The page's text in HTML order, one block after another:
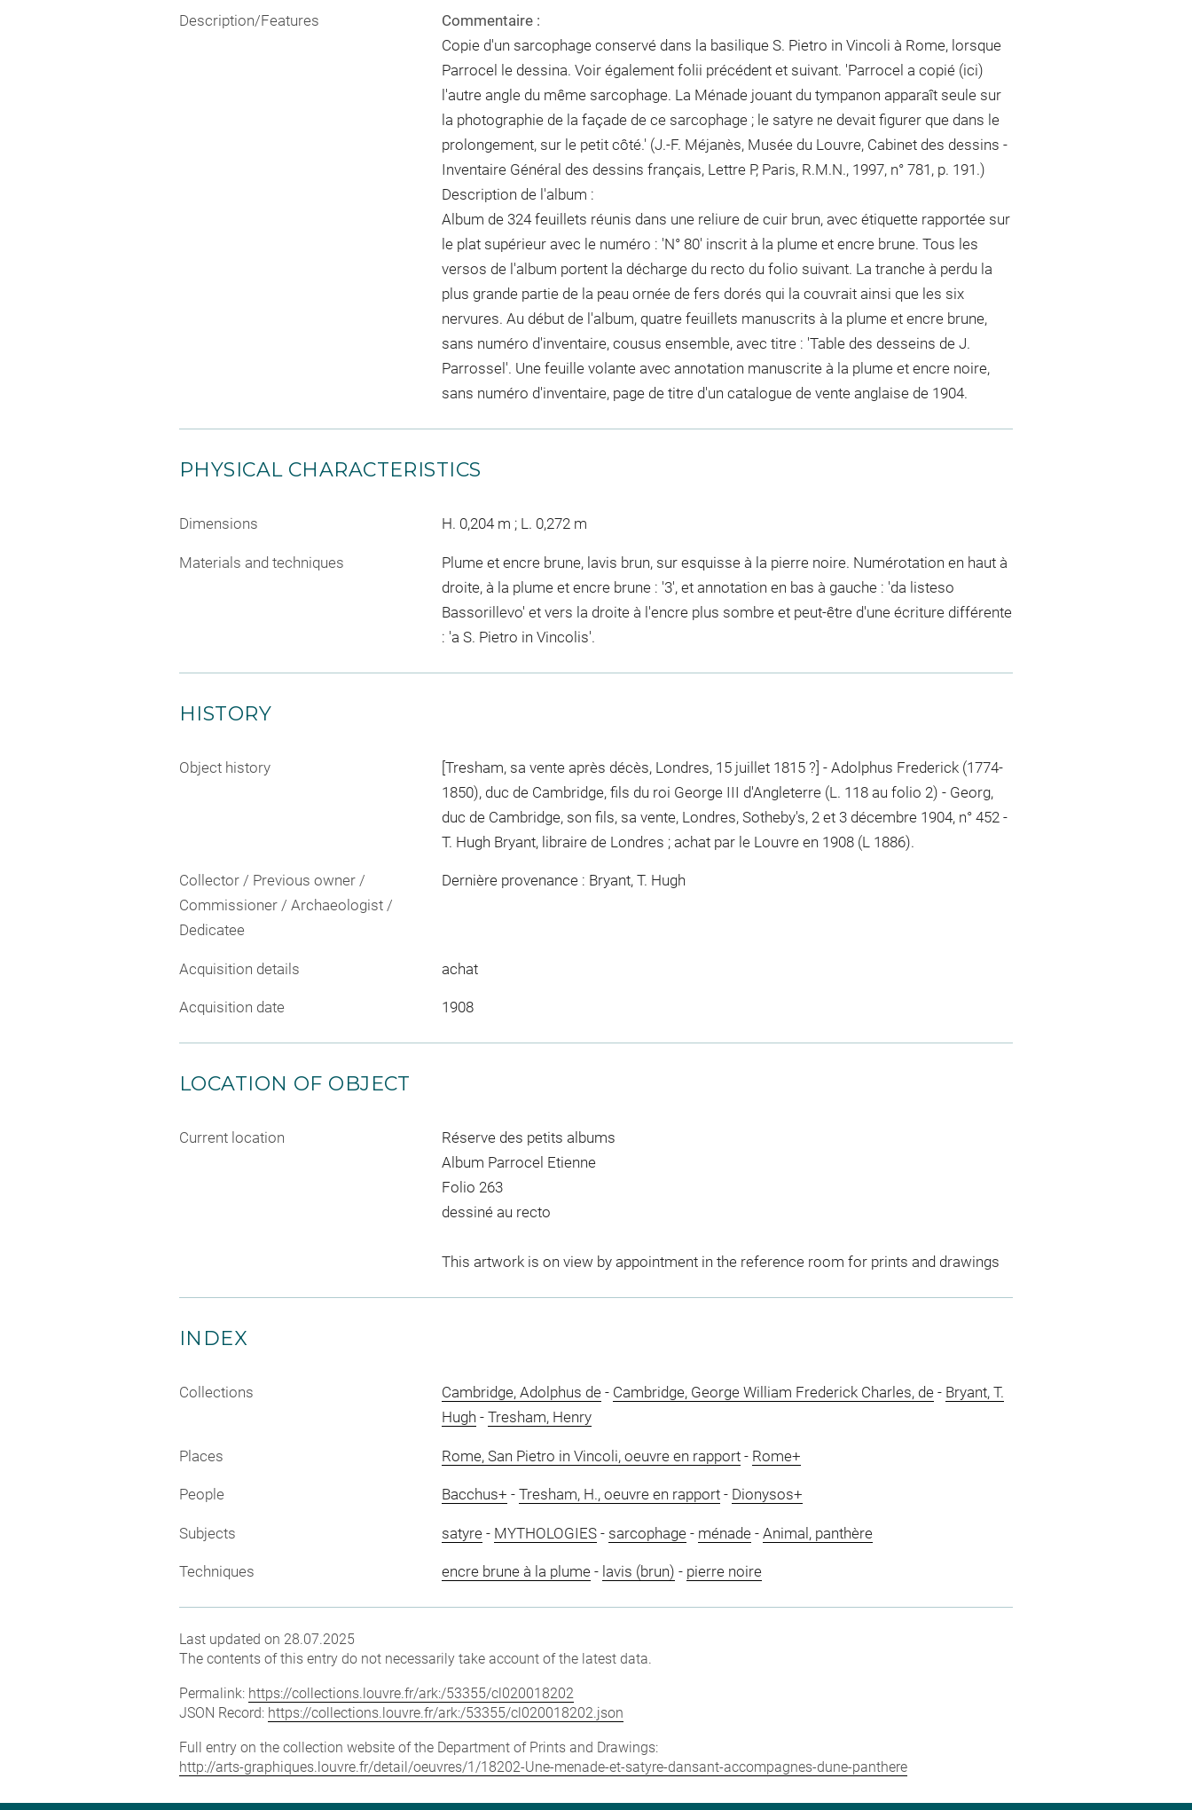
Description/Features
Commentaire :
Copie d'un sarcophage conservé dans la basilique S. Pietro in Vincoli à Rome, lorsque
Parrocel le dessina. Voir également folii précédent et suivant. 'Parrocel a copié (ici)
l'autre angle du même sarcophage. La Ménade jouant du tympanon apparaît seule sur
la photographie de la façade de ce sarcophage ; le satyre ne devait figurer que dans le
prolongement, sur le petit côté.' (J.-F. Méjanès, Musée du Louvre, Cabinet des dessins -
Inventaire Général des dessins français, Lettre P, Paris, R.M.N., 1997, n° 781, p. 191.)
Description de l'album :
Album de 324 feuillets réunis dans une reliure de cuir brun, avec étiquette rapportée sur
le plat supérieur avec le numéro : 'N° 80' inscrit à la plume et encre brune. Tous les
versos de l'album portent la décharge du recto du folio suivant. La tranche à perdu la
plus grande partie de la peau ornée de fers dorés qui la couvrait ainsi que les six
nervures. Au début de l'album, quatre feuillets manuscrits à la plume et encre brune,
sans numéro d'inventaire, cousus ensemble, avec titre : 'Table des desseins de J.
Parrossel'. Une feuille volante avec annotation manuscrite à la plume et encre noire,
sans numéro d'inventaire, page de titre d'un catalogue de vente anglaise de 1904.
PHYSICAL CHARACTERISTICS
Dimensions H. 0,204 m ; L. 0,272 m
Materials and techniques
Plume et encre brune, lavis brun, sur esquisse à la pierre noire. Numérotation en haut à
droite, à la plume et encre brune : '3', et annotation en bas à gauche : 'da listeso
Bassorillevo' et vers la droite à l'encre plus sombre et peut-être d'une écriture différente
: 'a S. Pietro in Vincolis'.
HISTORY
Object history
[Tresham, sa vente après décès, Londres, 15 juillet 1815 ?] - Adolphus Frederick (1774-
1850), duc de Cambridge, fils du roi George III d'Angleterre (L. 118 au folio 2) - Georg,
duc de Cambridge, son fils, sa vente, Londres, Sotheby's, 2 et 3 décembre 1904, n° 452 -
T. Hugh Bryant, libraire de Londres ; achat par le Louvre en 1908 (L 1886).
Collector / Previous owner /
Commissioner / Archaeologist /
Dedicatee
Dernière provenance : Bryant, T. Hugh
Acquisition details achat
Acquisition date 1908
LOCATION OF OBJECT
Current location
Réserve des petits albums
Album Parrocel Etienne
Folio 263
dessiné au recto
This artwork is on view by appointment in the reference room for prints and drawings
INDEX
Collections Cambridge, Adolphus de- Cambridge, George William Frederick Charles, de- Bryant, T.
Hugh - Tresham, Henry
Places Rome, San Pietro in Vincoli, oeuvre en rapport- Rome+
People Bacchus+ - Tresham, H., oeuvre en rapport- Dionysos+
Subjects satyre- MYTHOLOGIES- sarcophage- ménade- Animal, panthère
Techniques encre brune à la plume- lavis (brun) - pierre noire
Last updated on 28.07.2025
The contents of this entry do not necessarily take account of the latest data.
Permalink: https://collections.louvre.fr/ark:/53355/cl020018202
JSON Record: https://collections.louvre.fr/ark:/53355/cl020018202.json
Full entry on the collection website of the Department of Prints and Drawings:
http://arts-graphiques.louvre.fr/detail/oeuvres/1/18202-Une-menade-et-satyre-dansant-accompagnes-dune-panthere